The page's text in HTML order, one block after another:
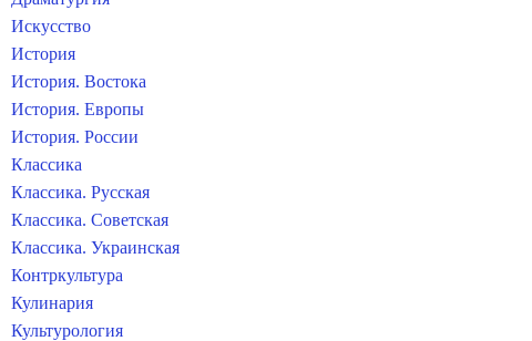
Искусство
История
История. Востока
История. Европы
История. России
Классика
Классика. Русская
Классика. Советская
Классика. Украинская
Контркультура
Кулинария
Культурология